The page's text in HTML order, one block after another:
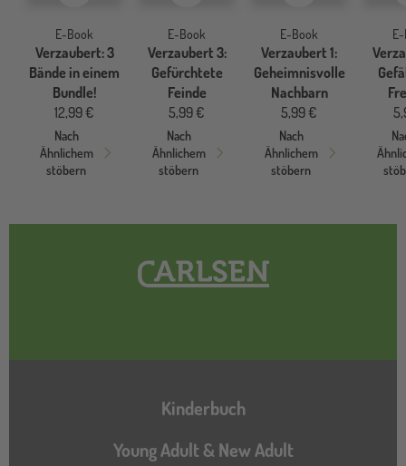
E-Book
Verzaubert: 3
Bände in einem
Bundle!
12,99 €
Nach
Ähnlichem
stöbern
E-Book
Verzaubert 3:
Gefürchtete
Feinde
5,99 €
Nach
Ähnlichem
stöbern
E-Book
Verzaubert 1:
Geheimnisvolle
Nachbarn
5,99 €
Nach
Ähnlichem
stöbern
Hauptnavigation
Kinderbuch
Young Adult & New Adult